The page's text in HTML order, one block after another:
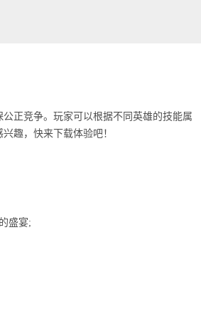
正竞争。玩家可以根据不同英雄的技能属
趣，快来下载体验吧！
盛宴;